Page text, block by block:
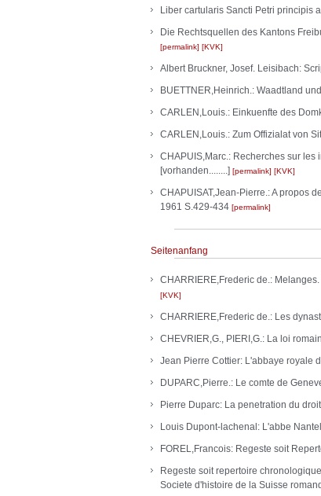
Liber cartularis Sancti Petri principis
Die Rechtsquellen des Kantons
permalink KVK
Albert Bruckner, Josef. Leisibach:
BUETTNER,Heinrich.: Waadtland
CARLEN,Louis.: Einkuenfte des
CARLEN,Louis.: Zum Offizialat von
CHAPUIS,Marc.: Recherches sur
[vorhanden........]
permalink KVK
CHAPUISAT,Jean-Pierre.: A propos
1961 S.429-434 permalink
Seitenanfang
CHARRIERE,Frederic de.:
KVK
CHARRIERE,Frederic de.: Les
CHEVRIER,G., PIERI,G.: La loi
Jean Pierre Cottier: L'abbaye royale
DUPARC,Pierre.: Le comte de
Pierre Duparc: La penetration du
Louis Dupont-lachenal: L'abbe
FOREL,Francois: Regeste soit
Regeste soit repertoire
Societe d'histoire de la Suisse